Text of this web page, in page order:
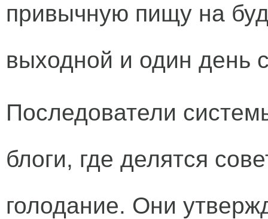
привычную пищу на
выходной и один день
Последователи
блоги, где делятся
голодание. Они